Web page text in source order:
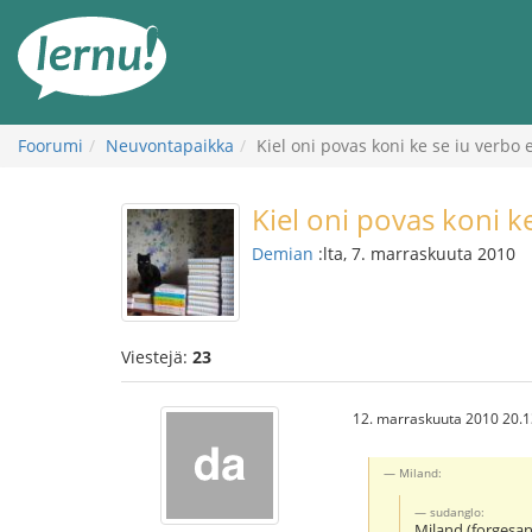
sisältöön
Foorumi Neuvontapaikka Kiel oni povas koni ke se iu verbo
Kiel oni povas koni
Demian :lta, 7. marraskuuta 2010
Viestejä: 23
12. marraskuuta 2010
Miland:
sudanglo: